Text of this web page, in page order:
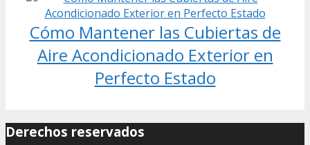
Cómo Mantener las Cubiertas de
Aire Acondicionado Exterior en
Perfecto Estado
Derechos reservados